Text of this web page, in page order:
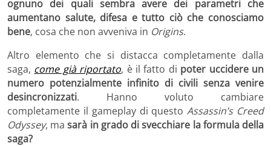
ognuno dei quali sembra avere dei parametri che
aumentano salute, difesa e tutto ciò che conosciamo
bene, cosa che non avveniva in Origins.
Altro elemento che si distacca completamente dalla
saga, come già riportato, è il fatto di poter uccidere un
numero potenzialmente infinito di civili senza venire
desincronizzati. Hanno voluto cambiare
completamente il gameplay di questoAssassin’s Creed
Odyssey, masarà in grado di svecchiare la formula della
saga?